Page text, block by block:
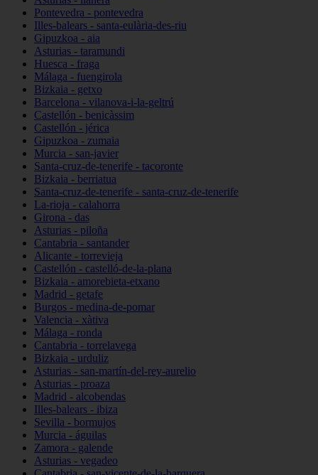
Pontevedra - pontevedra
Illes-balears - santa-eulària-des-riu
Gipuzkoa - aia
Asturias - taramundi
Huesca - fraga
Málaga - fuengirola
Bizkaia - getxo
Barcelona - vilanova-i-la-geltrú
Castellón - benicàssim
Castellón - jérica
Gipuzkoa - zumaia
Murcia - san-javier
Santa-cruz-de-tenerife - tacoronte
Bizkaia - berriatua
Santa-cruz-de-tenerife - santa-cruz-de-tenerife
La-rioja - calahorra
Girona - das
Asturias - piloña
Cantabria - santander
Alicante - torrevieja
Castellón - castelló-de-la-plana
Bizkaia - amorebieta-etxano
Madrid - getafe
Burgos - medina-de-pomar
Valencia - xàtiva
Málaga - ronda
Cantabria - torrelavega
Bizkaia - urduliz
Asturias - san-martín-del-rey-aurelio
Asturias - proaza
Madrid - alcobendas
Illes-balears - ibiza
Sevilla - bormujos
Murcia - águilas
Zamora - galende
Asturias - vegadeo